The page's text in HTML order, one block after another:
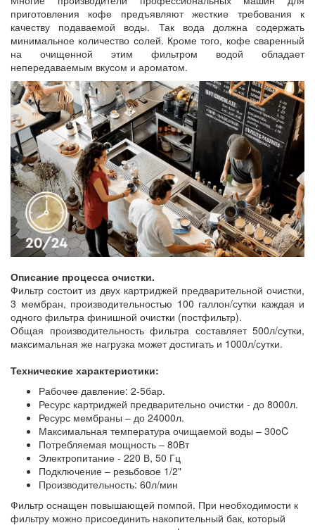
приготовления кофе предъявляют жесткие требования к
качеству подаваемой воды. Так вода должна содержать
минимальное количество солей. Кроме того, кофе сваренный
на очищенной этим фильтром водой обладает
непередаваемым вкусом и ароматом.
Описание процесса очистки.
Фильтр состоит из двух картриджей предварительной очистки,
3 мембран, производительностью 100 галлон/сутки каждая и
одного фильтра финишной очистки (постфильтр).
Общая производительность фильтра составляет 500л/сутки,
максимальная же нагрузка может достигать и 1000л/сутки.
Технические характеристики:
Рабочее давление: 2-5бар.
Ресурс картриджей предварительно очистки - до 8000л.
Ресурс мембраны – до 24000л.
Максимальная температура очищаемой воды – 30oC
Потребляемая мощность – 80Вт
Электропитание - 220 В, 50 Гц
Подключение – резьбовое 1/2"
Производительность: 60л/мин
Фильтр оснащен повышающей помпой. При необходимости к
фильтру можно присоединить накопительный бак, который